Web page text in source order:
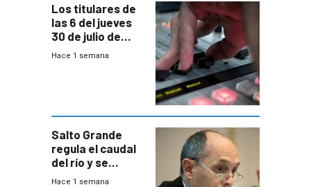
Los titulares de
las 6 del jueves
30 de julio de
2026
Hace 1 semana
Salto Grande
regula el caudal
del río y se
prepara para un
Hace 1 semana